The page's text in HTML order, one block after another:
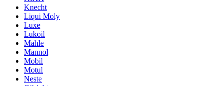
Knecht
Liqui Moly
Luxe
Lukoil
Mahle
Mannol
Mobil
Motul
Neste